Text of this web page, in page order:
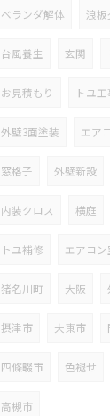
ベランダ解体 浪板
台風養生 玄関
お見積もり トユ工
外壁3面塗装 エア
窓格子 外壁新設
内装クロス 横庭
トユ補修 エアコン
猪名川町 大阪
摂津市 大東市
四條畷市 色褪せ
高槻市